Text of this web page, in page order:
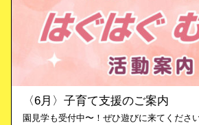
〈6月〉子育て支援のご案内
園見学も受付中〜！ぜひ遊びに来てくださ